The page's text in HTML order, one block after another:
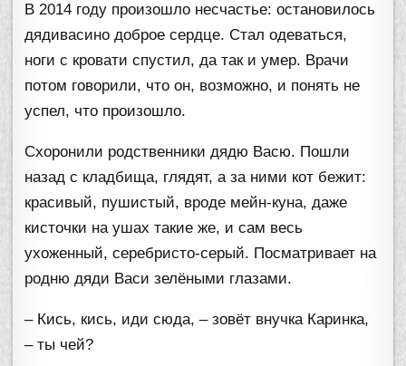
В 2014 году произошло несчастье: остановилось
дядивасино доброе сердце. Стал одеваться,
ноги с кровати спустил, да так и умер. Врачи
потом говорили, что он, возможно, и понять не
успел, что произошло.
Схоронили родственники дядю Васю. Пошли
назад с кладбища, глядят, а за ними кот бежит:
красивый, пушистый, вроде мейн-куна, даже
кисточки на ушах такие же, и сам весь
ухоженный, серебристо-серый. Посматривает на
родню дяди Васи зелёными глазами.
– Кись, кись, иди сюда, – зовёт внучка Каринка,
– ты чей?